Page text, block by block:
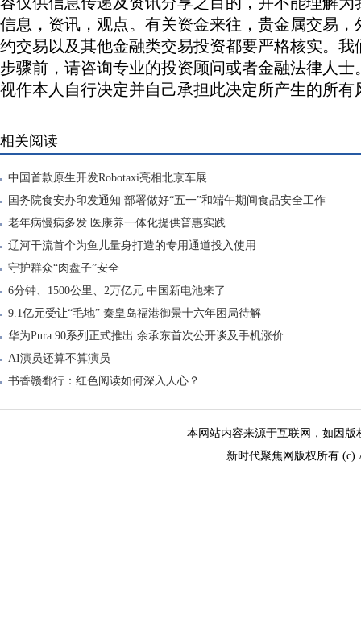
信息，资讯，观点。有关资金来往，贵金属交易
约交易以及其他金融类交易投资都要严格核实。
步骤前，请咨询专业的投资顾问或者金融法律人
视作本人自行决定并自己承担此决定所产生的所有
相关阅读
中国首款原生开发Robotaxi亮相北京车展
国务院食安办印发通知 部署做好“五一”和端午期间食品安全工作
老年病慢病多发 医康养一体化提供普惠实践
辽河干流首个为鱼儿量身打造的专用通道投入使用
守护群众“肉盘子”安全
6分钟、1500公里、2万亿元 中国新电池来了
9.1亿元受让“毛地” 秦皇岛福港御景十六年困局待解
华为Pura 90系列正式推出 余承东首次公开谈及手机涨价
AI演员还算不算演员
书香赣鄱行：红色阅读如何深入人心？
本网站内容来源于互联网，如因版
新时代聚焦网版权所有 (c)